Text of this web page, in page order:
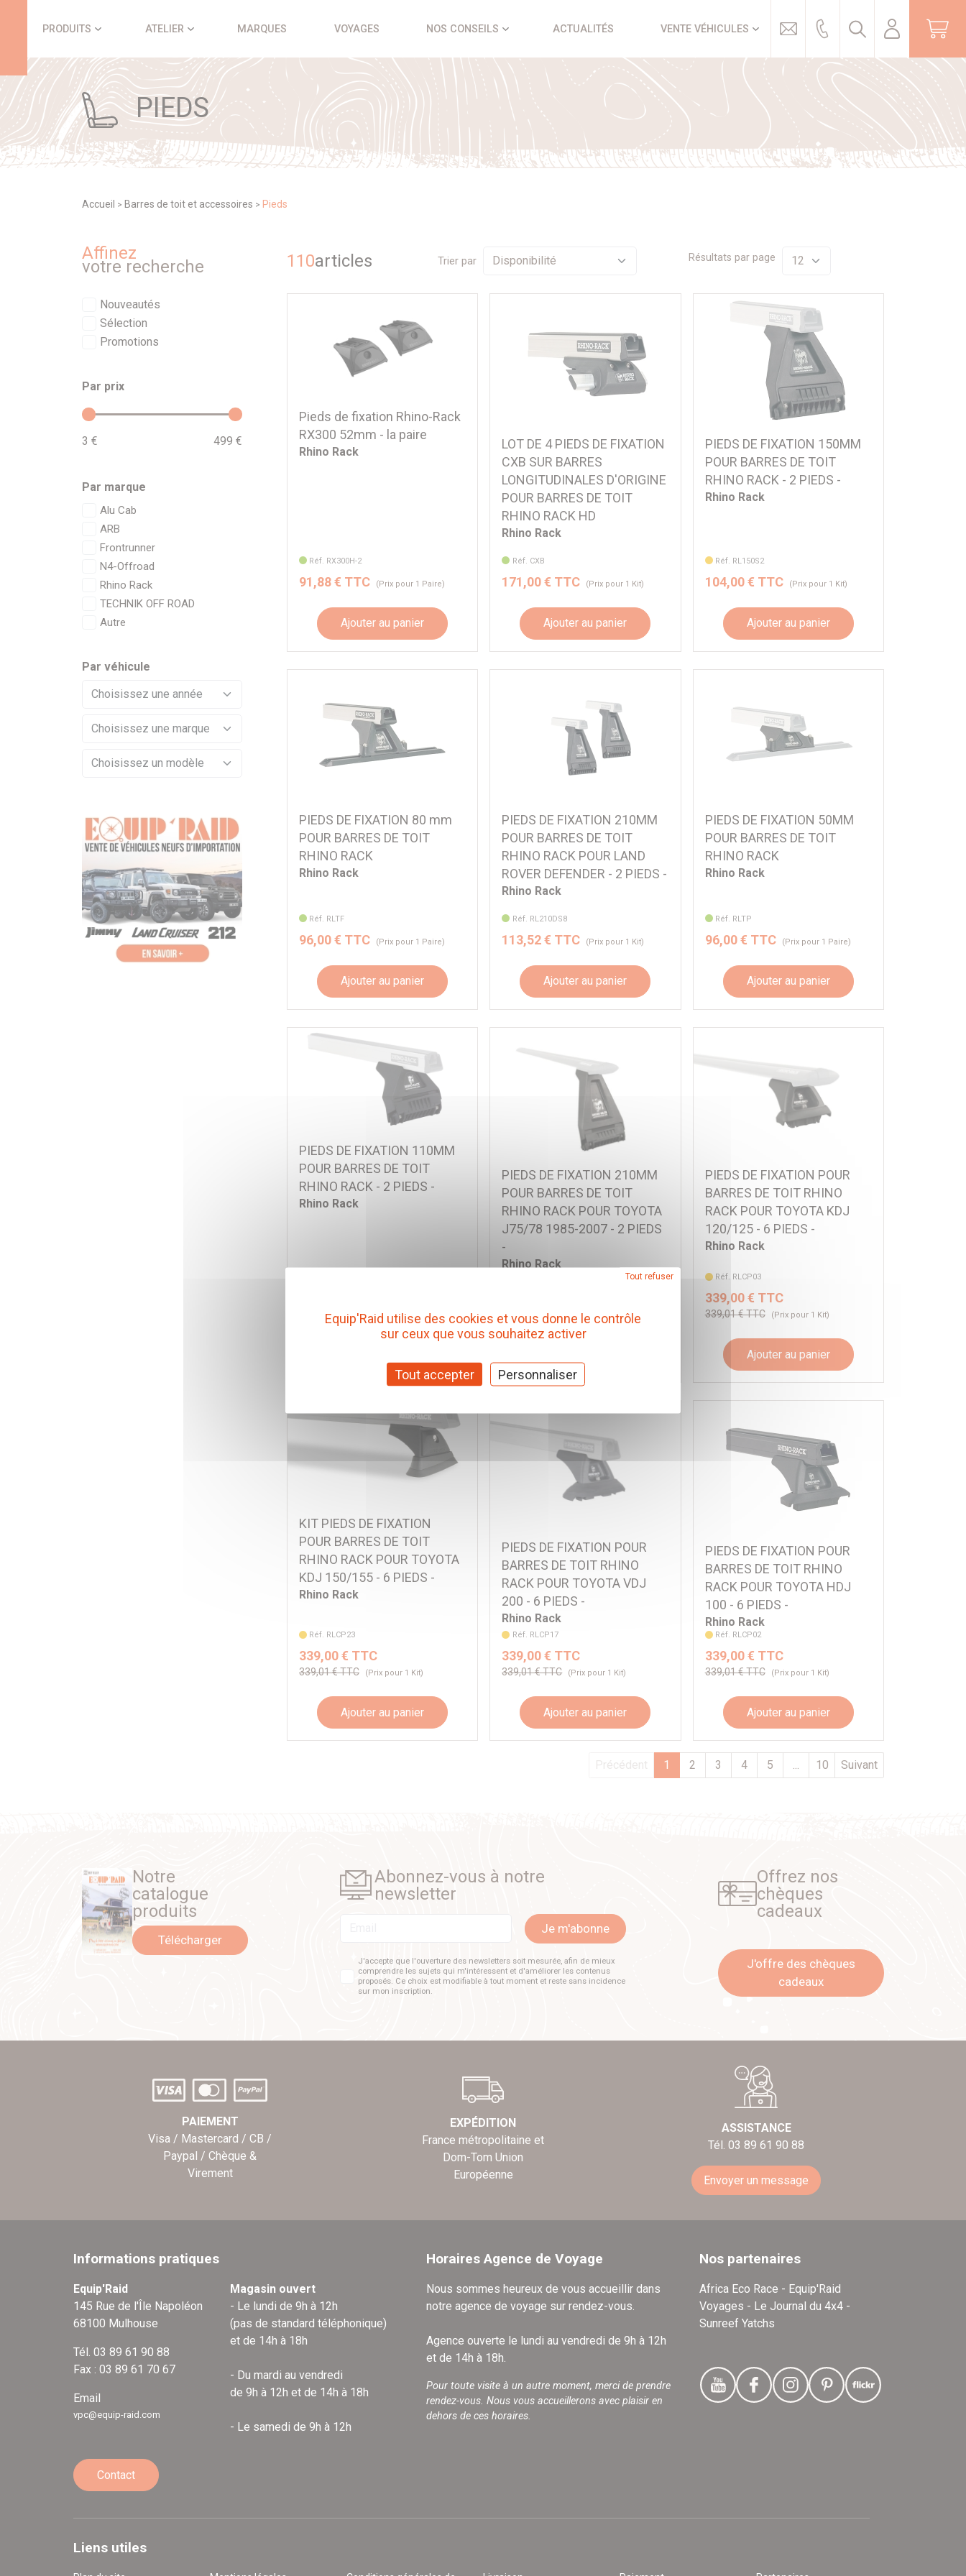
PRODUITS ATELIER MARQUES VOYAGES NOS CONSEILS ACTUALITÉS VENTE VÉHICULES
PIEDS
Accueil > Barres de toit et accessoires > Pieds
110articles Trier par Résultats par page
Pieds de fixation Rhino-Rack
RX300 52mm - la paire
Rhino Rack
Réf. RX300H-2
91,88 € TTC (Prix pour 1 Paire)
Ajouter au panier
LOT DE 4 PIEDS DE FIXATION
CXB SUR BARRES
LONGITUDINALES D'ORIGINE
POUR BARRES DE TOIT
RHINO RACK HD
Rhino Rack
Réf. CXB
171,00 € TTC (Prix pour 1 Kit)
Ajouter au panier
PIEDS DE FIXATION 150MM
POUR BARRES DE TOIT
RHINO RACK - 2 PIEDS -
Rhino Rack
Réf. RL150S2
104,00 € TTC (Prix pour 1 Kit)
Ajouter au panier
PIEDS DE FIXATION 80 mm
POUR BARRES DE TOIT
RHINO RACK
Rhino Rack
Réf. RLTF
96,00 € TTC (Prix pour 1 Paire)
Ajouter au panier
PIEDS DE FIXATION 210MM
POUR BARRES DE TOIT
RHINO RACK POUR LAND
ROVER DEFENDER - 2 PIEDS -
Rhino Rack
Réf. RL210DS8
113,52 € TTC (Prix pour 1 Kit)
Ajouter au panier
PIEDS DE FIXATION 50MM
POUR BARRES DE TOIT
RHINO RACK
Rhino Rack
Réf. RLTP
96,00 € TTC (Prix pour 1 Paire)
Ajouter au panier
PIEDS DE FIXATION 110MM
POUR BARRES DE TOIT
RHINO RACK - 2 PIEDS -
Rhino Rack
96,00 € TTC (Prix pour 1 Kit)
PIEDS DE FIXATION 210MM
POUR BARRES DE TOIT
RHINO RACK POUR TOYOTA
J75/78 1985-2007 - 2 PIEDS
-
Rhino Rack
109,00 € TTC (Prix pour 1 Kit)
PIEDS DE FIXATION POUR
BARRES DE TOIT RHINO
RACK POUR TOYOTA KDJ
120/125 - 6 PIEDS -
Rhino Rack
Réf. RLCP03
339,00 € TTC
339,01 € TTC (Prix pour 1 Kit)
Ajouter au panier
KIT PIEDS DE FIXATION
POUR BARRES DE TOIT
RHINO RACK POUR TOYOTA
KDJ 150/155 - 6 PIEDS -
Rhino Rack
Réf. RLCP23
339,00 € TTC
339,01 € TTC (Prix pour 1 Kit)
Ajouter au panier
PIEDS DE FIXATION POUR
BARRES DE TOIT RHINO
RACK POUR TOYOTA VDJ
200 - 6 PIEDS -
Rhino Rack
Réf. RLCP17
339,00 € TTC
339,01 € TTC (Prix pour 1 Kit)
Ajouter au panier
PIEDS DE FIXATION POUR
BARRES DE TOIT RHINO
RACK POUR TOYOTA HDJ
100 - 6 PIEDS -
Rhino Rack
Réf. RLCP02
339,00 € TTC
339,01 € TTC (Prix pour 1 Kit)
Ajouter au panier
Précédent 1 2 3 4 5 ... 10 Suivant
Affinez
votre recherche
Nouveautés
Sélection
Promotions
Par prix
3 € 499 €
Par marque
Alu Cab
ARB
Frontrunner
N4-Offroad
Rhino Rack
TECHNIK OFF ROAD
Autre
Par véhicule
Notre
catalogue
produits
Télécharger
Abonnez-vous à notre
newsletter
Je m'abonne
J'accepte que l'ouverture des newsletters soit mesurée, afin de mieux
comprendre les sujets qui m'intéressent et d'améliorer les contenus
proposés. Ce choix est modifiable à tout moment et reste sans incidence
sur mon inscription.
Offrez nos
chèques
cadeaux
J'offre des chèques
cadeaux
PAIEMENT
Visa / Mastercard / CB /
Paypal / Chèque &
Virement
EXPÉDITION
France métropolitaine et
Dom-Tom Union
Européenne
ASSISTANCE
Tél. 03 89 61 90 88
Envoyer un message
Informations pratiques
Equip'Raid
145 Rue de l'Île Napoléon
68100 Mulhouse
Tél. 03 89 61 90 88
Fax : 03 89 61 70 67
Email
vpc@equip-raid.com
Magasin ouvert
- Le lundi de 9h à 12h
(pas de standard téléphonique)
et de 14h à 18h
- Du mardi au vendredi
de 9h à 12h et de 14h à 18h
- Le samedi de 9h à 12h
Contact
Horaires Agence de Voyage
Nous sommes heureux de vous accueillir dans
notre agence de voyage sur rendez-vous.
Agence ouverte le lundi au vendredi de 9h à 12h
et de 14h à 18h.
Pour toute visite à un autre moment, merci de prendre
rendez-vous. Nous vous accueillerons avec plaisir en
dehors de ces horaires.
Nos partenaires
Africa Eco Race - Equip'Raid
Voyages - Le Journal du 4x4 -
Sunreef Yatchs
Liens utiles
Equip'Raid utilise des cookies et vous donne le contrôle
sur ceux que vous souhaitez activer
Tout accepter
Tout refuser
Personnaliser